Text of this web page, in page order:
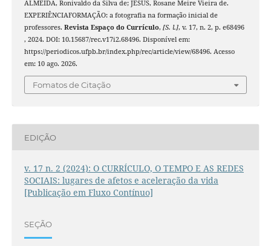
ALMEIDA, Ronivaldo da Silva de; JESUS, Rosane Meire Vieira de.
EXPERIÊNCIAFORMAÇÃO: a fotografia na formação inicial de
professores. Revista Espaço do Currículo, [S. l.], v. 17, n. 2, p. e68496
, 2024. DOI: 10.15687/rec.v17i2.68496. Disponível em:
https://periodicos.ufpb.br/index.php/rec/article/view/68496. Acesso
em: 10 ago. 2026.
Fomatos de Citação
EDIÇÃO
v. 17 n. 2 (2024): O CURRÍCULO, O TEMPO E AS REDES
SOCIAIS: lugares de afetos e aceleração da vida
[Publicação em Fluxo Contínuo]
SEÇÃO